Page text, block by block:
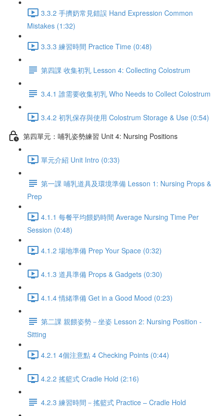
3.3.2 手擠奶常見錯誤 Hand Expression Common
Mistakes (1:32)
3.3.3 練習時間 Practice Time (0:48)
第四課 收集初乳 Lesson 4: Collecting Colostrum
3.4.1 誰需要收集初乳 Who Needs to Collect Colostrum
3.4.2 初乳保存與使用 Colostrum Storage & Use (0:54)
第四單元：哺乳姿勢練習 Unit 4: Nursing Positions
單元介紹 Unit Intro (0:33)
第一課 哺乳道具及環境準備 Lesson 1: Nursing Props &
Prep
4.1.1 每餐平均餵奶時間 Average Nursing Time Per
Session (0:48)
4.1.2 場地準備 Prep Your Space (0:32)
4.1.3 道具準備 Props & Gadgets (0:30)
4.1.4 情緒準備 Get in a Good Mood (0:23)
第二課 親餵姿勢－坐姿 Lesson 2: Nursing Position -
Sitting
4.2.1 4個注意點 4 Checking Points (0:44)
4.2.2 搖籃式 Cradle Hold (2:16)
4.2.3 練習時間－搖籃式 Practice – Cradle Hold